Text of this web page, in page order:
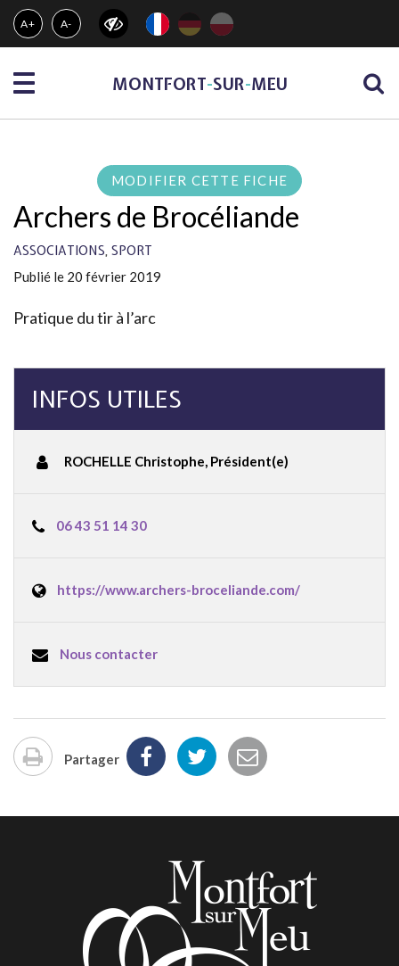
Gestion des traceurs
A+ A-
Menu MONTFORT-SUR-MEU
MODIFIER CETTE FICHE
Archers de Brocéliande
ASSOCIATIONS, SPORT
Publié le 20 février 2019
Pratique du tir à l’arc
INFOS UTILES
ROCHELLE Christophe, Président(e)
06 43 51 14 30
https://www.archers-broceliande.com/
Nous contacter
Imprimer
Partager